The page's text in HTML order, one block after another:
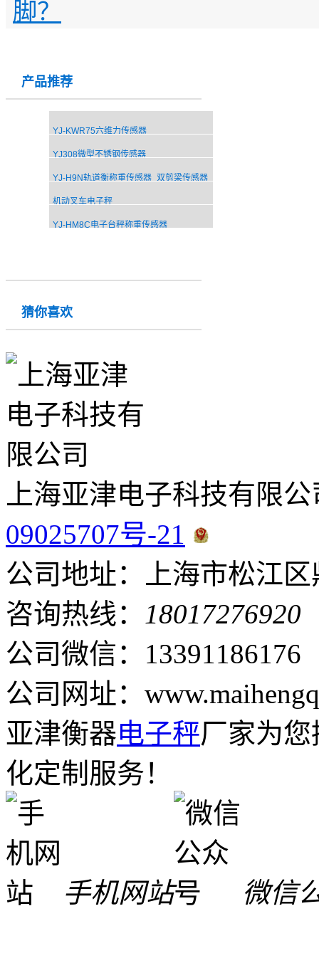
脚？
产品推荐
YJ-KWR75六维力传感器
YJ308微型不锈钢传感器
YJ-H9N轨道衡称重传感器_双剪梁传感器
机动叉车电子秤
YJ-HM8C电子台秤称重传感器
猜你喜欢
上海亚津电子科技有限
09025707号-21
公司地址：上海市松江区
咨询热线： 18017276920
公司微信：13391186176
公司网址：
亚津衡器电子秤厂家为
化定制服务！
手机网站 微信